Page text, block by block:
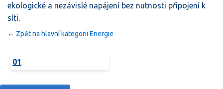
ekologické a nezávislé napájení bez nutnosti připojení k
síti.
← Zpět na hlavní kategorii Energie
01